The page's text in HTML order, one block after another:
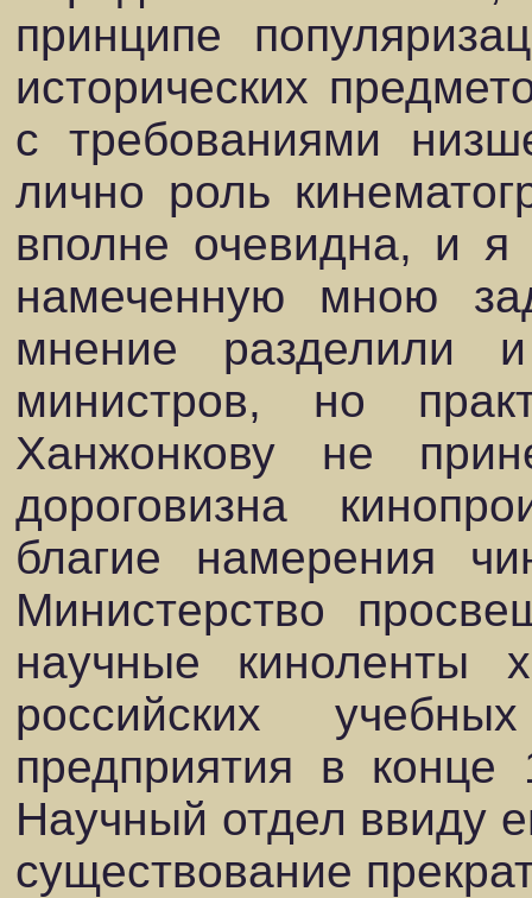
принципе
исторических
с требованиями
лично роль
вполне очевидна, и
намеченную мною
мнение разделили
министров, но
Ханжонкову не
дороговизна
благие намерения
Министерство
научные киноленты
российских
предприятия в
Научный отдел ввиду
существование